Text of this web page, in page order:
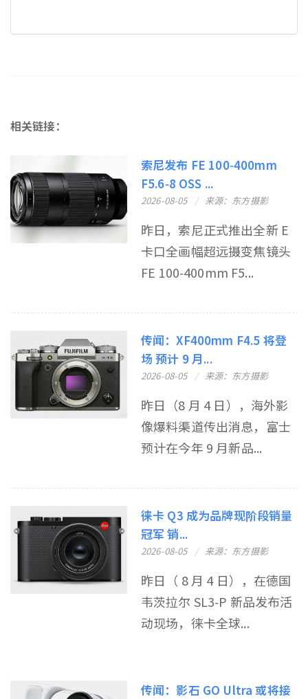
相关链接：
索尼发布 FE 100‑400mm
F5.6‑8 OSS ...
2026-08-05 来源：东方摄影
昨日，索尼正式推出全新 E
卡口全画幅超远摄变焦镜头
FE 100‑400mm F5...
传闻：XF400mm F4.5 将登
场 预计 9 月...
2026-08-05 来源：东方摄影
昨日（8 月 4 日），海外影
像爆料渠道传出消息，富士
预计在今年 9 月新品...
徕卡 Q3 成为品牌现阶段销量
冠军 销...
2026-08-05 来源：东方摄影
昨日（ 8 月 4 日），在德国
韦茨拉尔 SL3‑P 新品发布活
动现场，徕卡全球...
传闻：影石 GO Ultra 或将接